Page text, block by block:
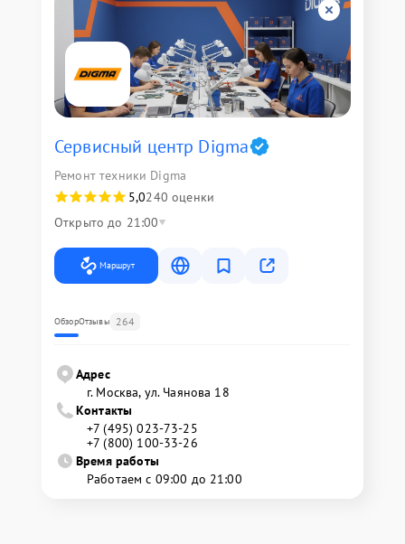
Сервисный центр Digma
Ремонт техники Digma
5,0240 оценки
Открыто до 21:00
Маршрут
ОбзорОтзывы 264
Адрес
г. Москва, ул. Чаянова 18
Контакты
+7 (495) 023-73-25
+7 (800) 100-33-26
Время работы
Работаем с 09:00 до 21:00